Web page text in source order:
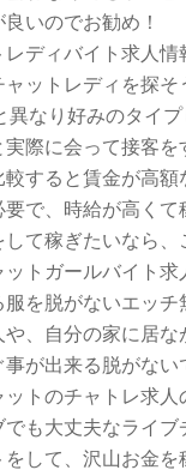
いのでお勧め！
レディバイト求人
ットレディを探そ
異なり好みのタイ
際に会って接客を
較すると賃金が高
で、時給が高くて
して稼ぎたいなら
トガールバイト求
を脱がないエッチ
や、自分の家に居な
事が出来る脱がな
ットのチャトレ求人
も大丈夫なライブ
をして、沢山お金を